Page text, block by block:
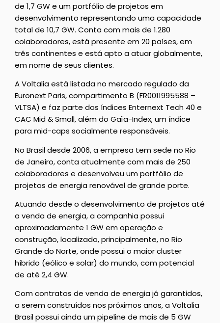
de 1,7 GW e um portfólio de projetos em
desenvolvimento representando uma capacidade
total de 10,7 GW. Conta com mais de 1.280
colaboradores, está presente em 20 países, em
três continentes e está apto a atuar globalmente,
em nome de seus clientes.
A Voltalia está listada no mercado regulado da
Euronext Paris, compartimento B (FR0011995588 –
VLTSA) e faz parte dos índices Enternext Tech 40 e
CAC Mid & Small, além do Gaïa-Index, um índice
para mid-caps socialmente responsáveis.
No Brasil desde 2006, a empresa tem sede no Rio
de Janeiro, conta atualmente com mais de 250
colaboradores e desenvolveu um portfólio de
projetos de energia renovável de grande porte.
Atuando desde o desenvolvimento de projetos até
a venda de energia, a companhia possui
aproximadamente 1 GW em operação e
construção, localizado, principalmente, no Rio
Grande do Norte, onde possui o maior cluster
híbrido (eólico e solar) do mundo, com potencial
de até 2,4 GW.
Com contratos de venda de energia já garantidos,
a serem construídos nos próximos anos, a Voltalia
Brasil possui ainda um pipeline de mais de 5 GW